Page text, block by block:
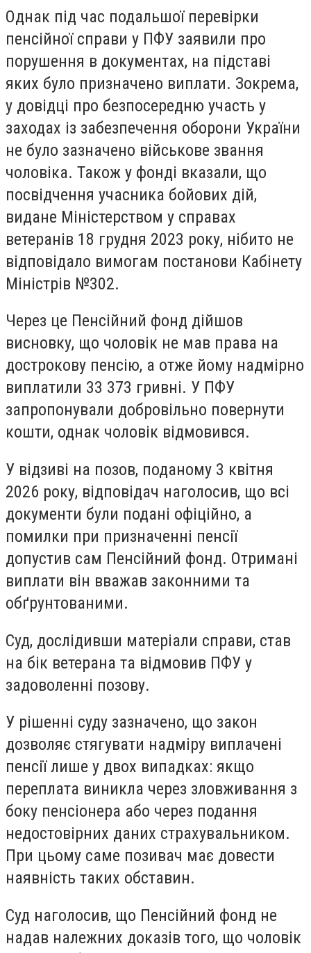
Однак під час подальшої перевірки
пенсійної справи у ПФУ заявили про
порушення в документах, на підставі
яких було призначено виплати. Зокрема,
у довідці про безпосередню участь у
заходах із забезпечення оборони України
не було зазначено військове звання
чоловіка. Також у фонді вказали, що
посвідчення учасника бойових дій,
видане Міністерством у справах
ветеранів 18 грудня 2023 року, нібито не
відповідало вимогам постанови Кабінету
Міністрів №302.
Через це Пенсійний фонд дійшов
висновку, що чоловік не мав права на
дострокову пенсію, а отже йому надмірно
виплатили 33 373 гривні. У ПФУ
запропонували добровільно повернути
кошти, однак чоловік відмовився.
У відзиві на позов, поданому 3 квітня
2026 року, відповідач наголосив, що всі
документи були подані офіційно, а
помилки при призначенні пенсії
допустив сам Пенсійний фонд. Отримані
виплати він вважав законними та
обґрунтованими.
Суд, дослідивши матеріали справи, став
на бік ветерана та відмовив ПФУ у
задоволенні позову.
У рішенні суду зазначено, що закон
дозволяє стягувати надміру виплачені
пенсії лише у двох випадках: якщо
переплата виникла через зловживання з
боку пенсіонера або через подання
недостовірних даних страхувальником.
При цьому саме позивач має довести
наявність таких обставин.
Суд наголосив, що Пенсійний фонд не
надав належних доказів того, що чоловік